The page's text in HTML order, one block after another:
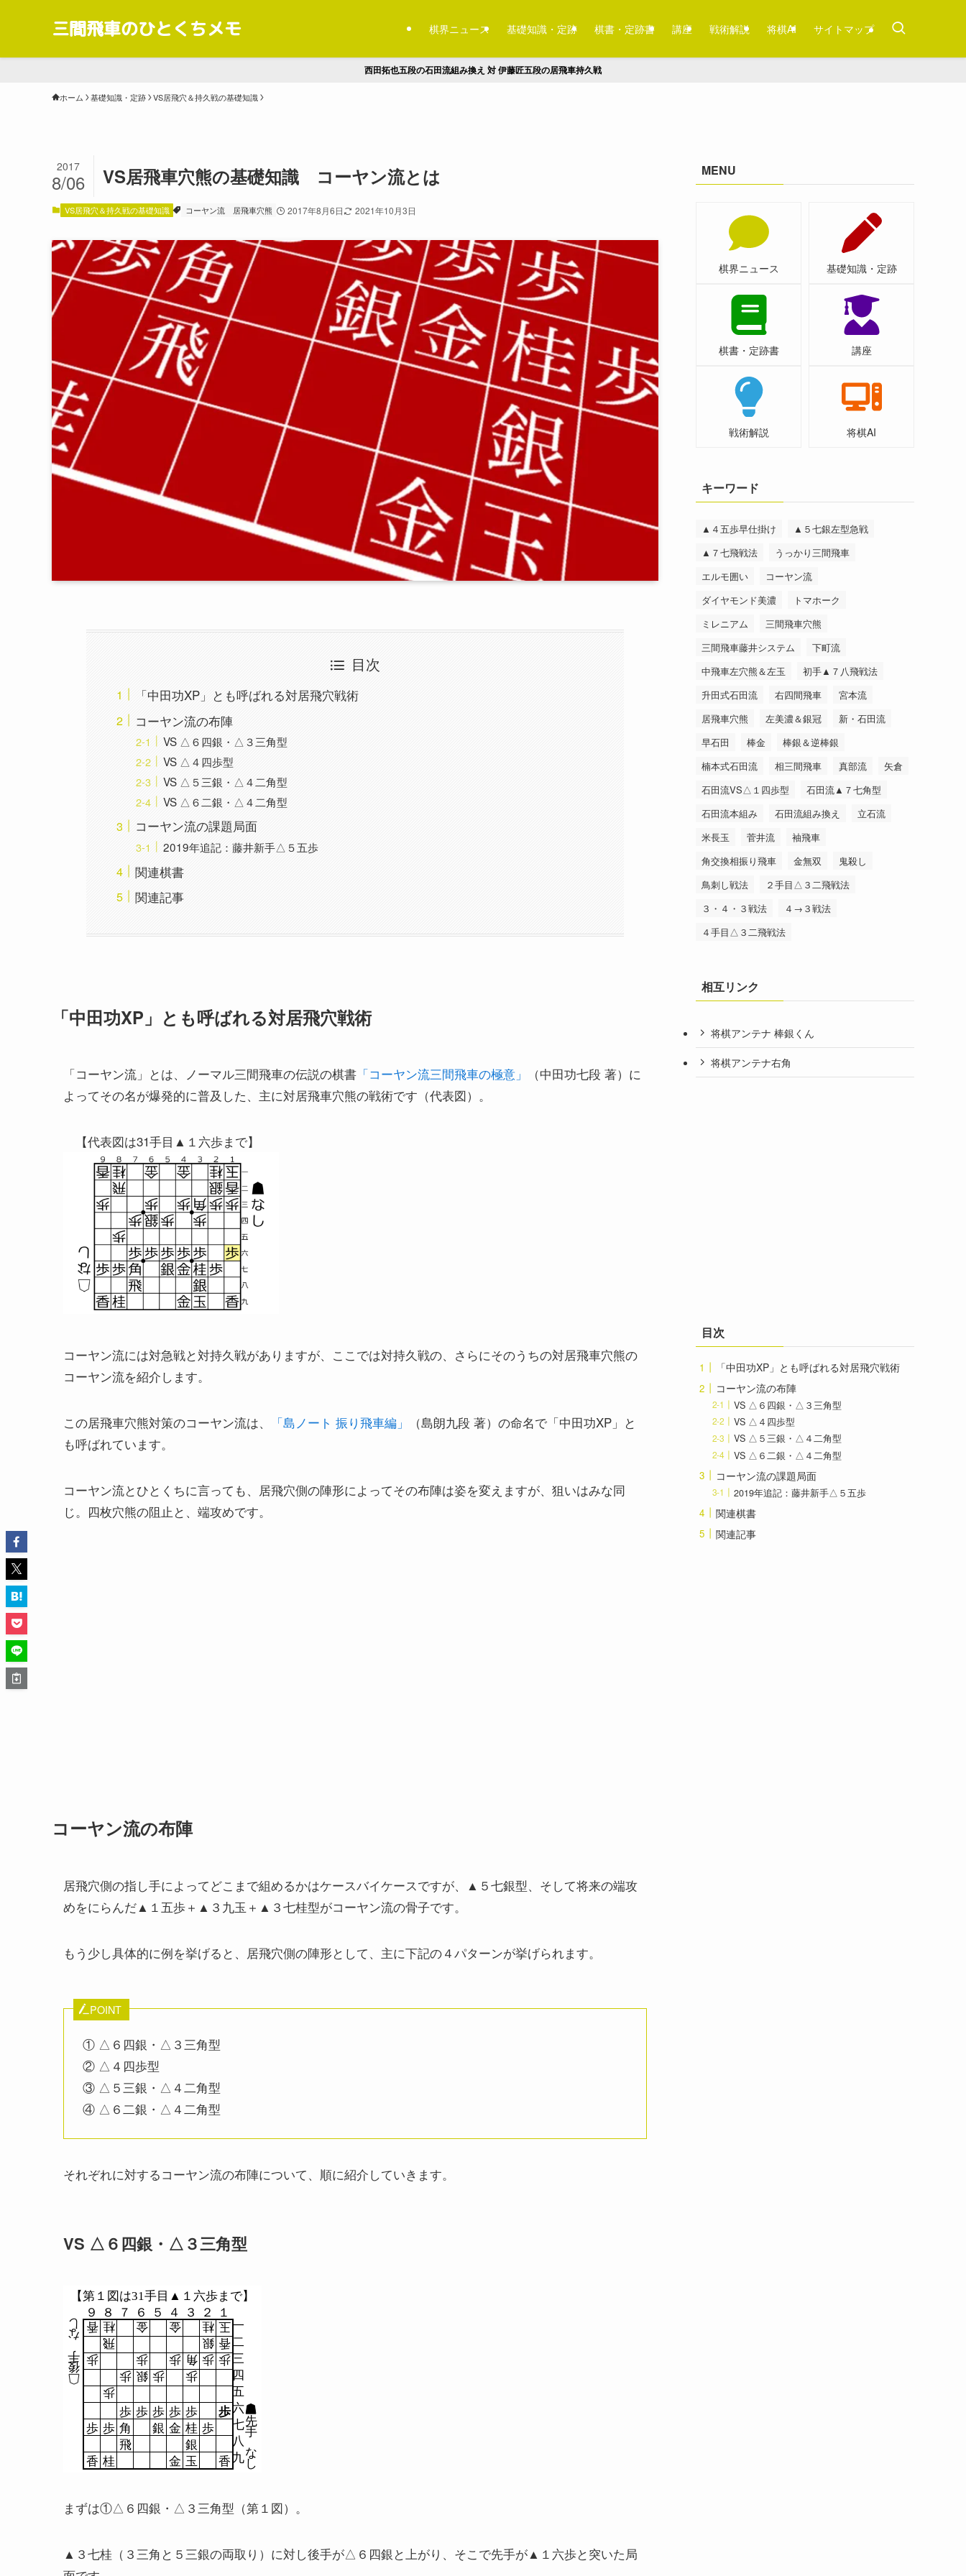
三間飛車のひとくちメモ 棋界ニュース 基礎知識・定跡 棋書・定跡書 講座 戦術解説 将棋AI サイトマップ
西田拓也五段の石田流組み換え 対 伊藤匠五段の居飛車持久戦
ホーム 基礎知識・定跡 VS居飛穴＆持久戦の基礎知識
VS居飛車穴熊の基礎知識 コーヤン流とは
2017
8/06
VS居飛穴＆持久戦の基礎知識 コーヤン流 居飛車穴熊 2017年8月6日 2021年10月3日
目次
「中田功XP」とも呼ばれる対居飛穴戦術
コーヤン流の布陣
VS △６四銀・△３三角型
VS △４四歩型
VS △５三銀・△４二角型
VS △６二銀・△４二角型
コーヤン流の課題局面
2019年追記：藤井新手△５五歩
関連棋書
関連記事
「中田功XP」とも呼ばれる対居飛穴戦術
「コーヤン流」とは、ノーマル三間飛車の伝説の棋書 「コーヤン流三間飛車の極意」
（中田功七段 著）に
よってその名が爆発的に普及した、主に対居飛車穴熊の戦術です（代表図）。
【代表図は31手目▲１六歩まで】
コーヤン流には対急戦と対持久戦がありますが、ここでは対持久戦の、さらにそのうちの対居飛車穴熊の
コーヤン流を紹介します。
この居飛車穴熊対策のコーヤン流は、 「島ノート 振り飛車編」
（島朗九段 著）の命名で「中田功XP」と
も呼ばれています。
コーヤン流とひとくちに言っても、居飛穴側の陣形によってその布陣は姿を変えますが、狙いはみな同
じ。四枚穴熊の阻止と、端攻めです。
コーヤン流の布陣
居飛穴側の指し手によってどこまで組めるかはケースバイケースですが、▲５七銀型、そして将来の端攻
めをにらんだ▲１五歩＋▲３九玉＋▲３七桂型がコーヤン流の骨子です。
もう少し具体的に例を挙げると、居飛穴側の陣形として、主に下記の４パターンが挙げられます。
POINT
① △６四銀・△３三角型
② △４四歩型
③ △５三銀・△４二角型
④ △６二銀・△４二角型
それぞれに対するコーヤン流の布陣について、順に紹介していきます。
VS △６四銀・△３三角型
【第１図は31手目▲１六歩まで】
９
一
８
二
７
三
６
四
５
五
４
六
３
七
２
八
１
九
香 桂 金 金 桂 玉
飛
銀 香
歩
歩 歩 角 歩 歩
歩 銀 歩
歩
歩
歩 歩 歩 歩 歩
歩
歩 歩 角 銀 金 桂 歩
飛
銀
香 桂 金 玉 香 し
な
手
先
し
な
手
後
まずは①△６四銀・△３三角型（第１図）。
▲３七桂（３三角と５三銀の両取り）に対し後手が△６四銀と上がり、そこで先手が▲１六歩と突いた局
MENU
棋界ニュース 基礎知識・定跡
棋書・定跡書 講座
戦術解説 将棋AI
キーワード
▲４五歩早仕掛け
▲５七銀左型急戦
▲７七飛戦法
うっかり三間飛車
エルモ囲い
コーヤン流
ダイヤモンド美濃
トマホーク
ミレニアム
三間飛車穴熊
三間飛車藤井システム
下町流
中飛車左穴熊＆左玉
初手▲７八飛戦法
升田式石田流
右四間飛車
宮本流
居飛車穴熊
左美濃＆銀冠
新・石田流
早石田
棒金
棒銀＆逆棒銀
楠本式石田流
相三間飛車 真部流
矢倉
石田流VS△１四歩型
石田流▲７七角型
石田流本組み
石田流組み換え
立石流
米長玉
菅井流
袖飛車
角交換相振り飛車
金無双
鬼殺し
鳥刺し戦法
２手目△３二飛戦法
３・４・３戦法
４→３戦法
４手目△３二飛戦法
相互リンク
将棋アンテナ 棒銀くん
将棋アンテナ右角
目次
「中田功XP」とも呼ばれる対居飛穴戦術
コーヤン流の布陣
VS △６四銀・△３三角型
VS △４四歩型
VS △５三銀・△４二角型
VS △６二銀・△４二角型
コーヤン流の課題局面
2019年追記：藤井新手△５五歩
関連棋書
関連記事